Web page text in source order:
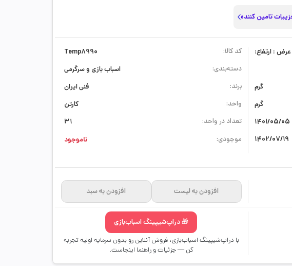
تامین کننده
: ارتفاع:
گرم
گرم
1401/05/05
1402/07/19
کد کالا: Temp8990
دسته‌بندی: اسباب بازی و سرگرمی
برند: فنی ایران
واحد: کارتن
تعداد در واحد: 31
موجودی: ناموجود
افزودن به لیست افزودن به سبد
🎁 دراپ‌شیپینگ اسباب‌بازی
با دراپ‌شیپینگ اسباب‌بازی، فروش آنلاین رو بدون سرمایه اولیه تجربه
کن — جزئیات و راهنما اینجاست.